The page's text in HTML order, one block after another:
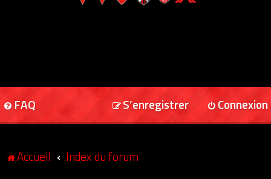
FAQ Connexion
S’enregistrer
Accueil Index du forum